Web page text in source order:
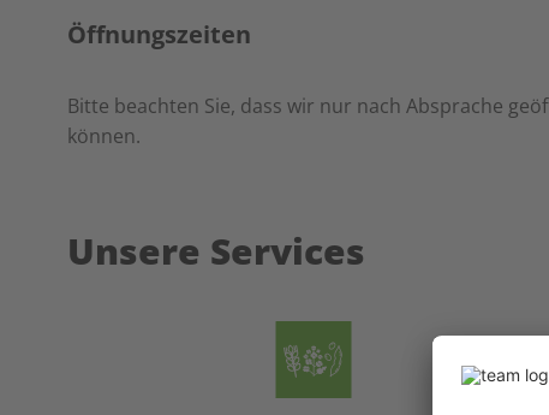
Öffnungszeiten
Bitte beachten Sie, dass wir nur nach Absprache
können.
Unsere Services